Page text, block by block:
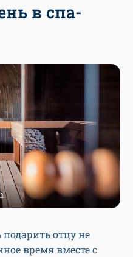
в спа-
отцу не
время вместе с